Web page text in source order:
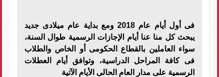
فى أول أيام عام 2018 ومع بداية عام ميلادى جديد
يبحث كل منا عنا أيام الإجازات الرسمية طوال السنة،
سواء العاملين بالقطاع الحكومى أو الخاص والطلاب
فى كافة المراحل الدراسية، وتوافق أيام العطلات
الرسمية على مدار العام الحالى الأيام الآتية